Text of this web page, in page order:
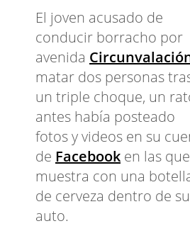
El joven acusado de
conducir borracho por
avenida
matar dos personas
un triple choque, un
antes había posteado
fotos y videos en su
de Facebook en las
muestra con una
de cerveza dentro de su
auto.